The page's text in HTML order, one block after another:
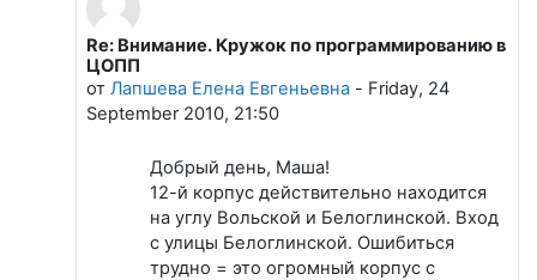
В ответ на Жиц Мария
Re: Внимание. Кружок по программированию в
ЦОПП
от Лапшева Елена Евгеньевна- Friday, 24
September 2010, 21:50
Добрый день, Маша!
12-й корпус действительно находится
на углу Вольской и Белоглинской. Вход
с улицы Белоглинской. Ошибиться
трудно = это огромный корпус с